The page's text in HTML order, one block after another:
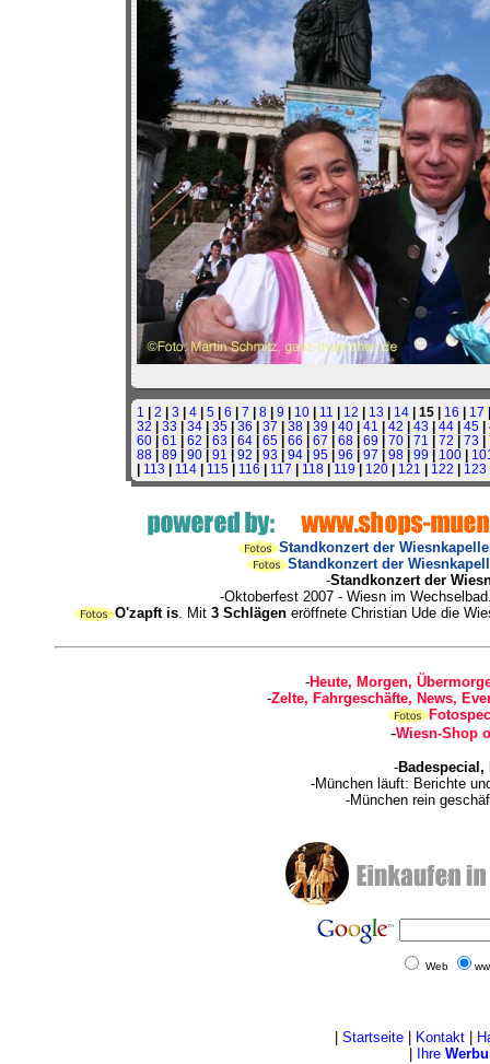
1 | 2 | 3 | 4 | 5 | 6 | 7 | 8 | 9 | 10 | 11 | 12 | 13 | 14 | 15 | 16 | 17
32 | 33 | 34 | 35 | 36 | 37 | 38 | 39 | 40 | 41 | 42 | 43 | 44 | 45 |
60 | 61 | 62 | 63 | 64 | 65 | 66 | 67 | 68 | 69 | 70 | 71 | 72 | 73 |
88 | 89 | 90 | 91 | 92 | 93 | 94 | 95 | 96 | 97 | 98 | 99 | 100 |
| 113 | 114 | 115 | 116 | 117 | 118 | 119 | 120 | 121 | 122 | 123
Standkonzert der
Standkonzert der
-Standkonzert der
-Oktoberfest 2007 - Wiesn im
O'zapft is. Mit 3 Schlägen eröffnete Christian Ude die
-Heute, Morgen,
-Zelte, Fahrgeschäfte, News,
-Wiesn-Shop
-Badespecial,
-München läuft: Berichte
-München rein
Web
Startseite| Kontakt|
Ihre